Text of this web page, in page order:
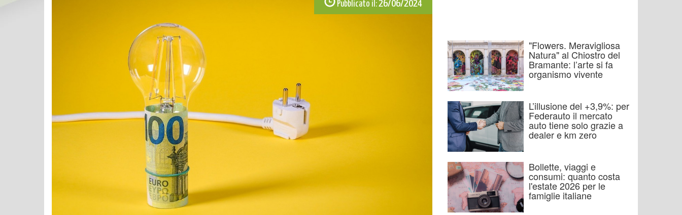
Pubblicato il:26/06/2024
"Flowers. Meravigliosa
Natura" al Chiostro del
Bramante: l’arte si fa
organismo vivente
L’illusione del +3,9%: per
Federauto il mercato
auto tiene solo grazie a
dealer e km zero
Bollette, viaggi e
consumi: quanto costa
l'estate 2026 per le
famiglie italiane